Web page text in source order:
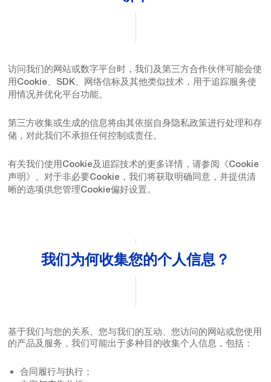
访问我们的网站或数字平台时，我们及第三方合作伙伴可能会使
用Cookie、SDK、网络信标及其他类似技术，用于追踪服务使
用情况并优化平台功能。
第三方收集或生成的信息将由其依据自身隐私政策进行处理和存
储，对此我们不承担任何控制或责任。
有关我们使用Cookie及追踪技术的更多详情，请参阅《Cookie
声明》。对于非必要Cookie，我们将获取明确同意，并提供清
晰的选项供您管理Cookie偏好设置。
我们为何收集您的个人信息？
基于我们与您的关系、您与我们的互动、您访问的网站或您使用
的产品及服务，我们可能出于多种目的收集个人信息，包括：
合同履行与执行；